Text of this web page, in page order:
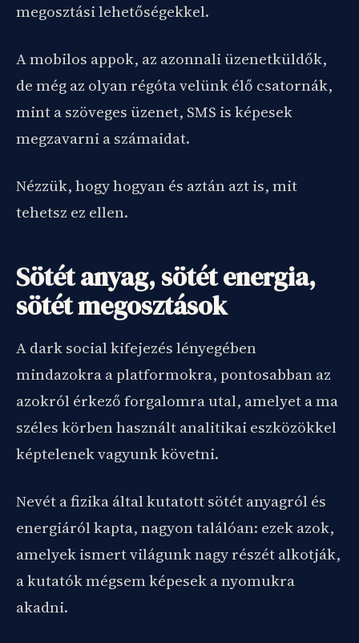
megosztási lehetőségekkel.
A mobilos appok, az azonnali üzenetküldők,
de még az olyan régóta velünk élő csatornák,
mint a szöveges üzenet, SMS is képesek
megzavarni a számaidat.
Nézzük, hogy hogyan és aztán azt is, mit
tehetsz ez ellen.
Sötét anyag, sötét energia,
sötét megosztások
A dark social kifejezés lényegében
mindazokra a platformokra, pontosabban az
azokról érkező forgalomra utal, amelyet a ma
széles körben használt analitikai eszközökkel
képtelenek vagyunk követni.
Nevét a fizika által kutatott sötét anyagról és
energiáról kapta, nagyon találóan: ezek azok,
amelyek ismert világunk nagy részét alkotják,
a kutatók mégsem képesek a nyomukra
akadni.